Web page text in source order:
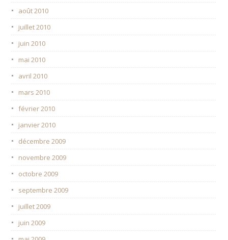
août 2010
juillet 2010
juin 2010
mai 2010
avril 2010
mars 2010
février 2010
janvier 2010
décembre 2009
novembre 2009
octobre 2009
septembre 2009
juillet 2009
juin 2009